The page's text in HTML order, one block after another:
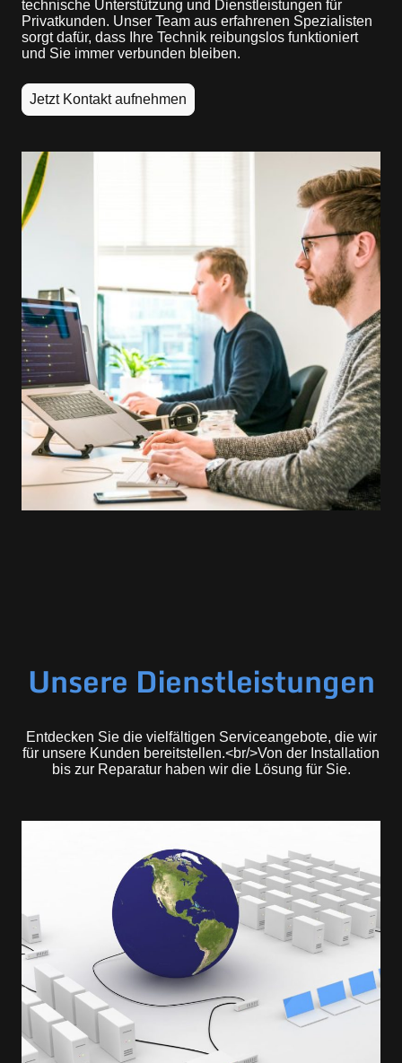
technische Unterstützung und Dienstleistungen für
Privatkunden. Unser Team aus erfahrenen Spezialisten
sorgt dafür, dass Ihre Technik reibungslos funktioniert
und Sie immer verbunden bleiben.
Jetzt Kontakt aufnehmen
Unsere Dienstleistungen
Entdecken Sie die vielfältigen Serviceangebote, die wir
für unsere Kunden bereitstellen.<br/>Von der Installation
bis zur Reparatur haben wir die Lösung für Sie.